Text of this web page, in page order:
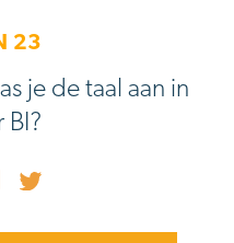
23
je de taal aan in
BI?